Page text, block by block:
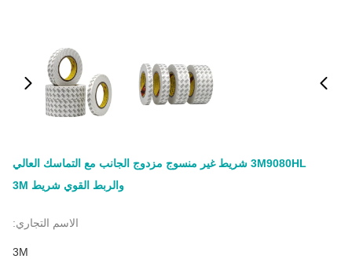
3M9080HL شريط غير منسوج مزدوج الجانب مع التماسك العالي
والربط القوي شريط 3M
الاسم التجاري:
3M